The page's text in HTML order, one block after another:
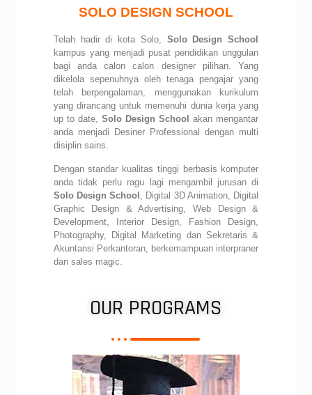
SOLO DESIGN SCHOOL
Telah hadir di kota Solo, Solo Design School
kampus yang menjadi pusat pendidikan unggulan
bagi anda calon calon designer pilihan. Yang
dikelola sepenuhnya oleh tenaga pengajar yang
telah berpengalaman, menggunakan kurikulum
yang dirancang untuk memenuhi dunia kerja yang
up to date, Solo Design School akan mengantar
anda menjadi Desiner Professional dengan multi
disiplin sains.
Dengan standar kualitas tinggi berbasis komputer
anda tidak perlu ragu lagi mengambil jurusan di
Solo Design School , Digital 3D Animation, Digital
Graphic Design & Advertising, Web Design &
Development, Interior Design, Fashion Design,
Photography, Digital Marketing dan Sekretaris &
Akuntansi Perkantoran, berkemampuan interpraner
dan sales magic.
OUR PROGRAMS